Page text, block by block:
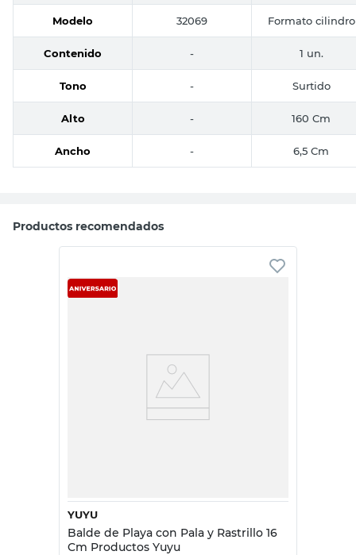
Modelo 32069 Formato cilindro
Contenido - 1 un.
Tono - Surtido
Alto - 160 Cm
Ancho - 6,5 Cm
Productos recomendados
YUYU
Balde de Playa con Pala y Rastrillo 16
Cm Productos Yuyu